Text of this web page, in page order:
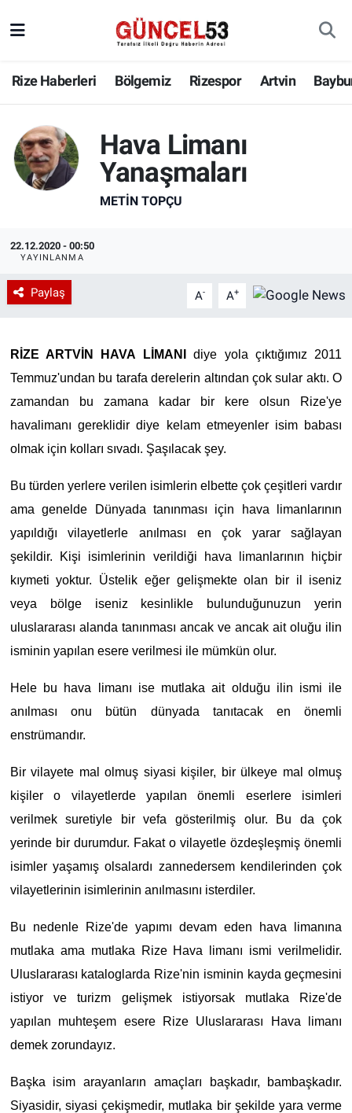
Rize Haberleri Bölgemiz Rizespor Artvin
Hava Limanı
Yanaşmaları
METIN TOPÇU
22.12.2020 - 00:50
YAYINLANMA
Paylaş A- A+
RİZE ARTVİN HAVA LİMANI
diye yola çıktığımız 2011
Temmuz'undan bu tarafa derelerin altından çok sular aktı. O
zamandan bu zamana kadar bir kere olsun Rize'ye
havalimanı gereklidir diye kelam etmeyenler isim babası
olmak için kolları sıvadı. Şaşılacak şey.
Bu türden yerlere verilen isimlerin elbette çok çeşitleri vardır
ama genelde Dünyada tanınması için hava limanlarının
yapıldığı vilayetlerle anılması en çok yarar sağlayan
şekildir. Kişi isimlerinin verildiği hava limanlarının hiçbir
kıymeti yoktur. Üstelik eğer gelişmekte olan bir il iseniz
veya bölge iseniz kesinlikle bulunduğunuzun yerin
uluslararası alanda tanınması ancak ve ancak ait oluğu ilin
isminin yapılan esere verilmesi ile mümkün olur.
Hele bu hava limanı ise mutlaka ait olduğu ilin ismi ile
anılması onu bütün dünyada tanıtacak en önemli
enstrümandır.
Bir vilayete mal olmuş siyasi kişiler, bir ülkeye mal olmuş
kişiler o vilayetlerde yapılan önemli eserlere isimleri
verilmek suretiyle bir vefa gösterilmiş olur. Bu da çok
yerinde bir durumdur. Fakat o vilayetle özdeşleşmiş önemli
isimler yaşamış olsalardı zannedersem kendilerinden çok
vilayetlerinin isimlerinin anılmasını isterdiler.
Bu nedenle Rize'de yapımı devam eden hava limanına
mutlaka ama mutlaka Rize Hava limanı ismi verilmelidir.
Uluslararası kataloglarda Rize'nin isminin kayda geçmesini
istiyor ve turizm gelişmek istiyorsak mutlaka Rize'de
yapılan muhteşem esere Rize Uluslararası Hava limanı
demek zorundayız.
Başka isim arayanların amaçları başkadır, bambaşkadır.
Siyasidir, siyasi çekişmedir, mutlaka bir şekilde yara verme